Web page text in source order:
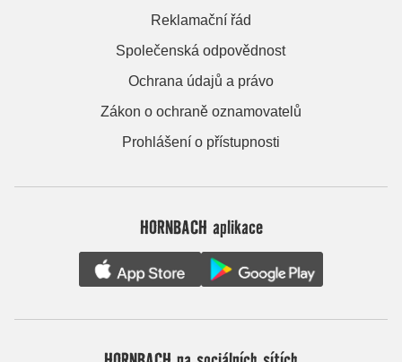
Reklamační řád
Společenská odpovědnost
Ochrana údajů a právo
Zákon o ochraně oznamovatelů
Prohlášení o přístupnosti
HORNBACH aplikace